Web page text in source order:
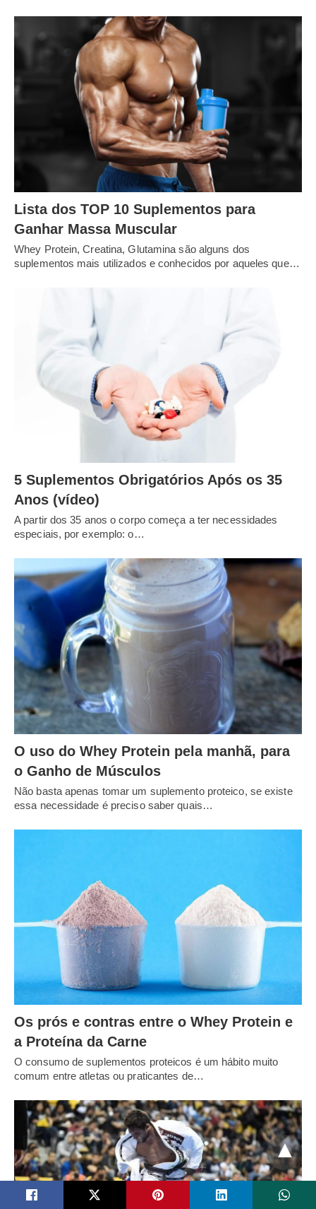
Lista dos TOP 10 Suplementos para
Ganhar Massa Muscular
Whey Protein, Creatina, Glutamina são alguns dos
suplementos mais utilizados e conhecidos por aqueles que…
5 Suplementos Obrigatórios Após os 35
Anos (vídeo)
A partir dos 35 anos o corpo começa a ter necessidades
especiais, por exemplo: o…
O uso do Whey Protein pela manhã, para
o Ganho de Músculos
Não basta apenas tomar um suplemento proteico, se existe
essa necessidade é preciso saber quais…
Os prós e contras entre o Whey Protein e
a Proteína da Carne
O consumo de suplementos proteicos é um hábito muito
comum entre atletas ou praticantes de…